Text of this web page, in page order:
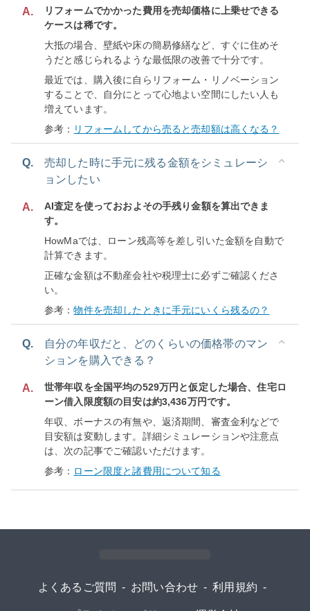
A.
リフォームでかかった費用を売却価格に上乗せできる
ケースは稀です。
大抵の場合、壁紙や床の簡易修繕など、すぐに住めそ
うだと感じられるような最低限の改善で十分です。
最近では、購入後に自らリフォーム・リノベーション
することで、自分にとって心地よい空間にしたい人も
増えています。
参考： リフォームしてから売ると売却額は高くなる？
Q.
売却した時に手元に残る金額をシミュレーシ
ョンしたい
A.
AI査定を使っておおよその手残り金額を算出できま
す。
HowMaでは、ローン残高等を差し引いた金額を自動で
計算できます。
正確な金額は不動産会社や税理士に必ずご確認くださ
い。
参考：物件を売却したときに手元にいくら残るの？
Q.
自分の年収だと、どのくらいの価格帯のマン
ションを購入できる？
A.
世帯年収を全国平均の529万円と仮定した場合、住宅ロ
ーン借入限度額の目安は約3,436万円です。
年収、ボーナスの有無や、返済期間、審査金利などで
目安額は変動します。詳細シミュレーションや注意点
は、次の記事でご確認いただけます。
参考： ローン限度と諸費用について知る
よくあるご質問 - お問い合わせ - 利用規約 -